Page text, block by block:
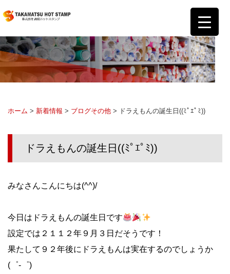
ホーム > 新着情報 > ブログその他 > ドラえもんの誕生日((ﾐﾟｴﾟﾐ))
ドラえもんの誕生日((ﾐﾟｴﾟﾐ))
みなさんこんにちは(^^)/
今日はドラえもんの誕生日です
設定では２１１２年９月３日だそうです！
果たして９２年後にドラえもんは実在するのでしょうか
(゜-゜)